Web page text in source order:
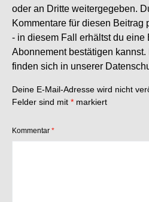
oder an Dritte weitergegeben.
Kommentare für diesen Beitrag
- in diesem Fall erhältst du eine
Abonnement bestätigen kannst.
finden sich in unserer
Deine E-Mail-Adresse wird nicht
Felder sind mit * markiert
Kommentar *